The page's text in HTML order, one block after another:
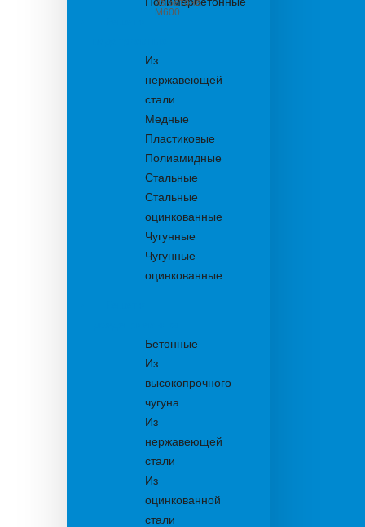
из бетона
М600
Из
нержавеющей
стали
Медные
Пластиковые
Полиамидные
Стальные
Стальные
оцинкованные
Чугунные
Чугунные
оцинкованные
Бетонные
Из
высокопрочного
чугуна
Из
нержавеющей
стали
Из
оцинкованной
стали